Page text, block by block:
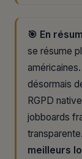
🎯 En
se résume
désormais
RGPD
jobboards
meilleurs